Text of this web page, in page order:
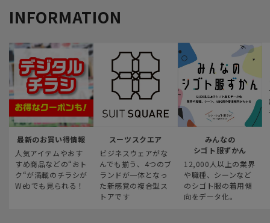
INFORMATION
最新のお買い得情報
人気アイテムやおす
すめ商品などの“おト
ク“が満載のチラシが
Webでも見られる！
スーツスクエア
ビジネスウェアがな
んでも揃う、4つのブ
ランドが一体となっ
た新感覚の複合型ス
トアです
みんなの
シゴト服ずかん
12,000人以上の業界
や職種、シーンなど
のシゴト服の着用傾
向をデータ化。